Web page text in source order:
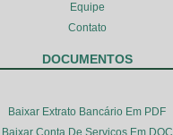
Equipe
Contato
DOCUMENTOS
Baixar Extrato Bancário Em PDF